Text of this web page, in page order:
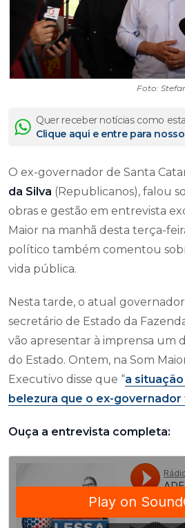
Foto:
Quer receber notícias como
Clique aqui e entre para
O ex-governador de Santa
da Silva (Republicanos), falou
obras e gestão em entrevista
Maior na manhã desta terça-
político também comentou
vida pública.
Nesta tarde, o atual governador
secretário de Estado da
vão apresentar à imprensa um
do Estado. Ontem, na Som
Executivo disse que “a
belezura que o ex-governador
Ouça a entrevista completa: